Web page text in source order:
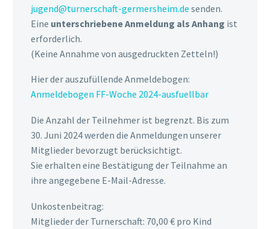
jugend@turnerschaft-germersheim.de senden.
Eine unterschriebene Anmeldung als Anhang ist
erforderlich.
(Keine Annahme von ausgedruckten Zetteln!)
Hier der auszufüllende Anmeldebogen:
Anmeldebogen FF-Woche 2024-ausfuellbar
Die Anzahl der Teilnehmer ist begrenzt. Bis zum
30. Juni 2024 werden die Anmeldungen unserer
Mitglieder bevorzugt berücksichtigt.
Sie erhalten eine Bestätigung der Teilnahme an
ihre angegebene E-Mail-Adresse.
Unkostenbeitrag:
Mitglieder der Turnerschaft: 70,00 € pro Kind